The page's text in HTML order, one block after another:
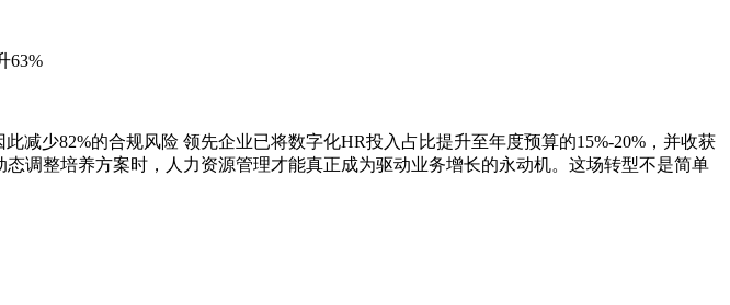
63%
减少82%的合规风险 领先企业已将数字化HR投入占比提升至年度预算的15%-20%，并收获
调整培养方案时，人力资源管理才能真正成为驱动业务增长的永动机。这场转型不是简单